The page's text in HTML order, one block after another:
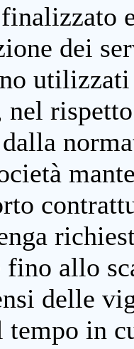
dei
nel
fino allo
delle
in